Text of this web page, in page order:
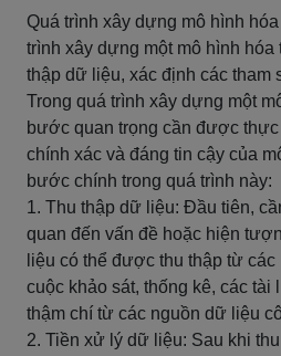
Quá trình xây dựng mô hình
trình xây dựng một mô hình hóa
thập dữ liệu, xác định các tham
Trong quá trình xây dựng một
bước quan trọng cần được
chính xác và đáng tin cậy của
bước chính trong quá trình này:
1. Thu thập dữ liệu: Đầu tiên,
quan đến vấn đề hoặc hiện
liệu có thể được thu thập từ
cuộc khảo sát, thống kê, các tài
thậm chí từ các nguồn dữ liệu
2. Tiền xử lý dữ liệu: Sau khi